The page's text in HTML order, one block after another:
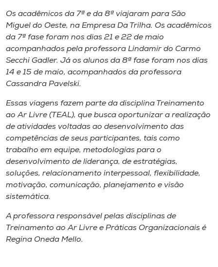
Selecione
o idioma
A+
A-
Os acadêmicos da 7ª e da 8ª viajaram para São
Miguel do Oeste, na Empresa Da Trilha. Os acadêmicos
da 7ª fase foram nos dias 21 e 22 de maio
acompanhados pela professora Lindamir do Carmo
Secchi Gadler. Já os alunos da 8ª fase foram nos dias
14 e 15 de maio, acompanhados da professora
Cassandra Pavelski.
Essas viagens fazem parte da disciplina Treinamento
ao Ar Livre (TEAL), que busca oportunizar a realização
de atividades voltadas ao desenvolvimento das
competências de seus participantes, tais como
trabalho em equipe, metodologias para o
desenvolvimento de liderança, de estratégias,
soluções, relacionamento interpessoal, flexibilidade,
motivação, comunicação, planejamento e visão
sistemática.
A professora responsável pelas disciplinas de
Treinamento ao Ar Livre e Práticas Organizacionais é
Regina Oneda Mello.